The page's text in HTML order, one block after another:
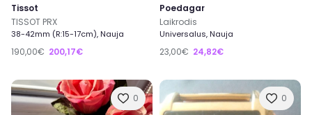
Tissot
TISSOT PRX
38-42mm (R:15-17cm), Nauja
190,00€ 200,17€
Poedagar
Laikrodis
Universalus, Nauja
23,00€ 24,82€
0 0